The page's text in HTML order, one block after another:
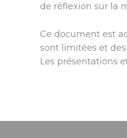
de réflexion sur la
Ce document est
sont limitées et
Les présentations